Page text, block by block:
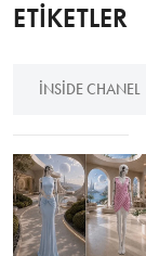
ETİKETLER
INSIDE CHANEL